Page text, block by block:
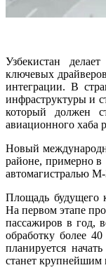
Узбекистан
ключевых
интеграции. В
инфраструктуры и
который должен
авиационного хаба
Новый
районе, примерно в
автомагистралью
Площадь будущего
На первом этапе
пассажиров в год,
обработку более
планируется
станет